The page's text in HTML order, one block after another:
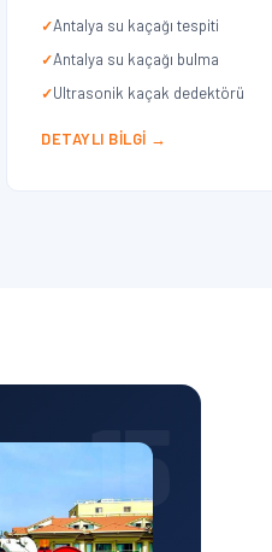
Antalya su kaçağı tespiti
Antalya su kaçağı bulma
Ultrasonik kaçak dedektörü
DETAYLI BILGI →
15